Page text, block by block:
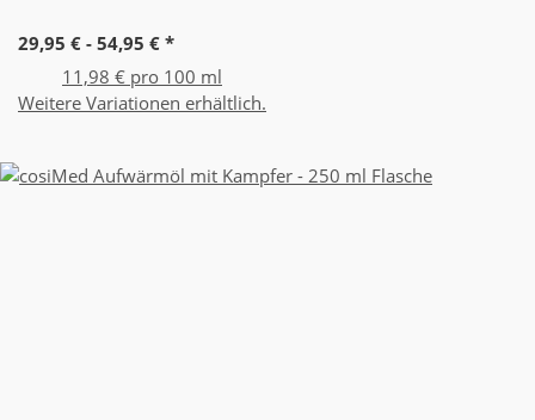
29,95 € - 54,95 € *
11,98 € pro 100 ml
Weitere Variationen erhältlich.